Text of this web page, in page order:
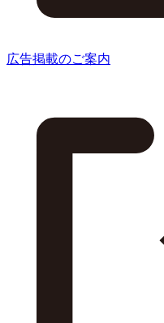
広告掲載のご案内